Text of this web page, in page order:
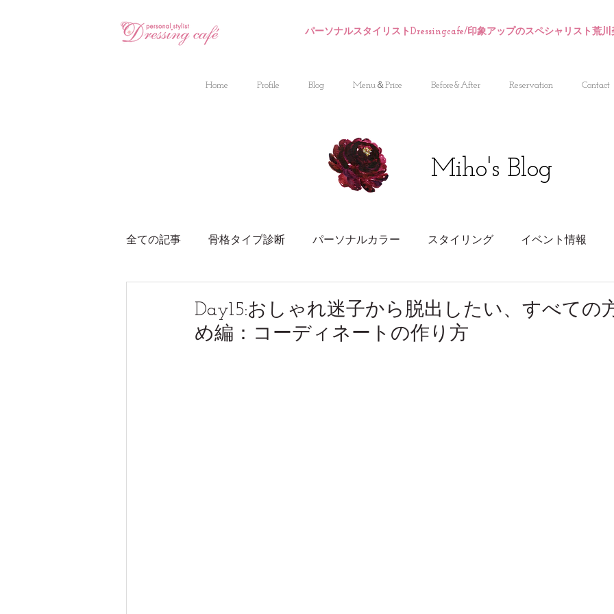
パーソナルスタイリストDressingcafe/印象アップのスペシャリスト荒川
Home Profile Blog Menu＆Price Before&After Reservation Contact
Miho's Blog
全ての記事 骨格タイプ診断 パーソナルカラー スタイリング イベント情報
Day15:おしゃれ迷子から脱出したい、すべての
め編：コーディネートの作り方